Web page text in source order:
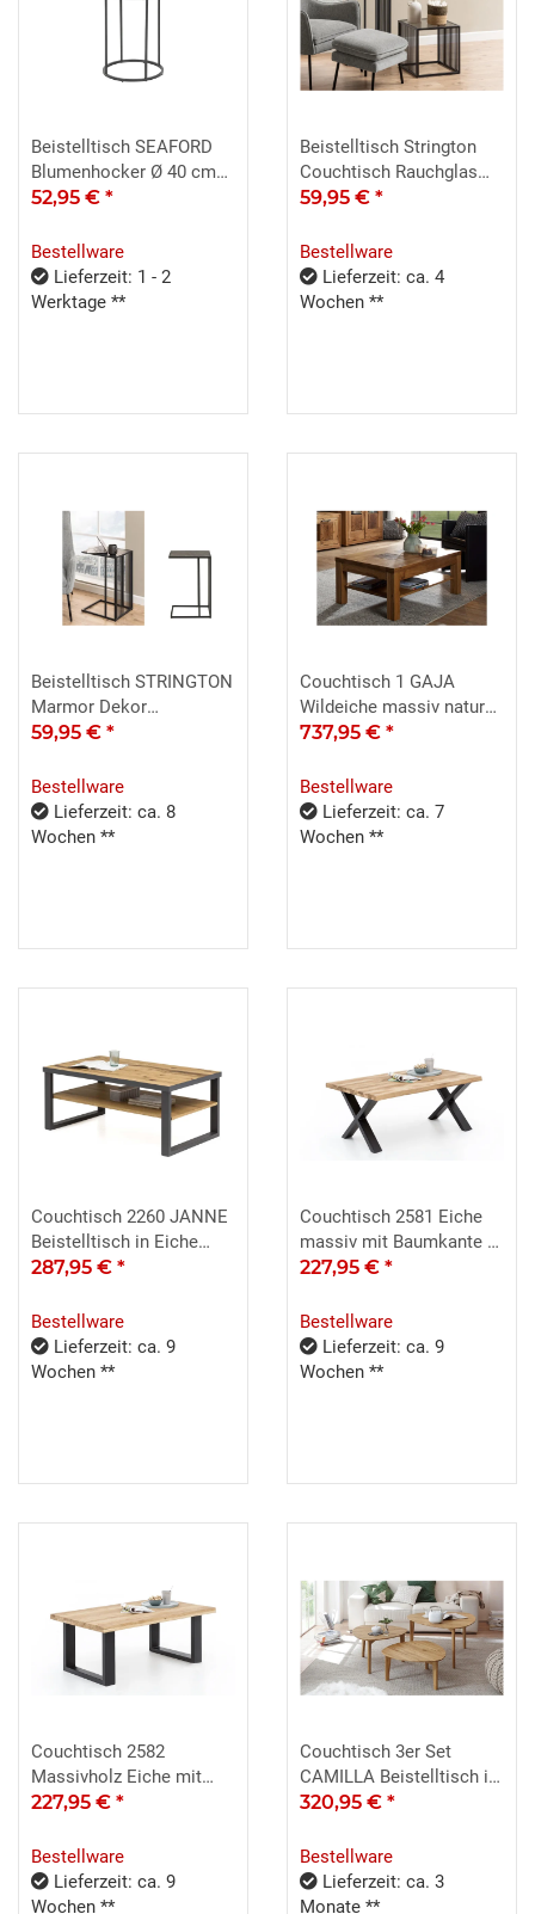
Beistelltisch SEAFORD
Blumenhocker Ø 40 cm
Metall schwarz
52,95 € *
Bestellware
Lieferzeit: 1 - 2
Werktage **
Beistelltisch Strington
Couchtisch Rauchglas
Metall schwarz 40x40 cm
59,95 € *
Bestellware
Lieferzeit: ca. 4
Wochen **
Beistelltisch STRINGTON
Marmor Dekor
Telefontisch
59,95 € *
Bestellware
Lieferzeit: ca. 8
Wochen **
Couchtisch 1 GAJA
Wildeiche massiv natur
geölt mit Hirnholz 118x70
737,95 € *
Bestellware
Lieferzeit: ca. 7
Wochen **
Couchtisch 2260 JANNE
Beistelltisch in Eiche
furniert 115x46
287,95 € *
Bestellware
Lieferzeit: ca. 9
Wochen **
Couchtisch 2581 Eiche
massiv mit Baumkante X-
Gestell 110x70
227,95 € *
Bestellware
Lieferzeit: ca. 9
Wochen **
Couchtisch 2582
Massivholz Eiche mit
Baumkante 110x70 cm
227,95 € *
Bestellware
Lieferzeit: ca. 9
Wochen **
Couchtisch 3er Set
CAMILLA Beistelltisch in
Asteiche massiv
320,95 € *
Bestellware
Lieferzeit: ca. 3
Monate **